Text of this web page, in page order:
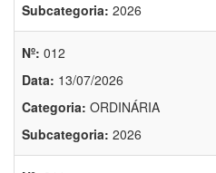
Subcategoria: 2026
Nº: 012
Data: 13/07/2026
Categoria: ORDINÁRIA
Subcategoria: 2026